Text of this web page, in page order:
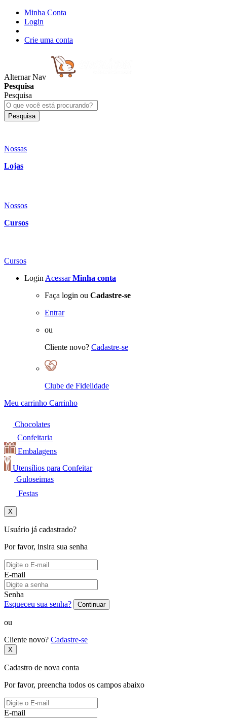
Minha Conta
Login
Crie uma conta
Alternar Nav
Pesquisa
Pesquisa
Pesquisa
Nossas
Lojas
Nossos
Cursos
Cursos
Login Acessar Minha conta
Faça login ou Cadastre-se
Entrar
ou
Cliente novo? Cadastre-se
Clube de Fidelidade
Meu carrinho Carrinho
Chocolates
Confeitaria
Embalagens
Utensílios para Confeitar
Guloseimas
Festas
X
Usuário já cadastrado?
Por favor, insira sua senha
E-mail
Senha
Esqueceu sua senha?
Continuar
ou
Cliente novo? Cadastre-se
X
Cadastro de nova conta
Por favor, preencha todos os campos abaixo
E-mail